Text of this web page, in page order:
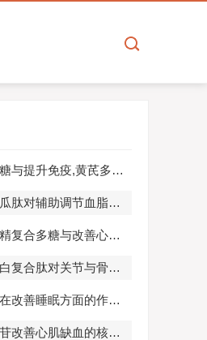
疫,黄芪多糖对免疫相关疾病营养干预价值分析！
调节血脂血压的作用机制,应用效果如何？
糖与改善心肺功能的机制及临床应用分析
关节与骨骼的作用,胶原蛋白复合肽效果怎么样?
睡眠方面的作用机制及应用分析
肌缺血的核心机制,应用效果怎么样？